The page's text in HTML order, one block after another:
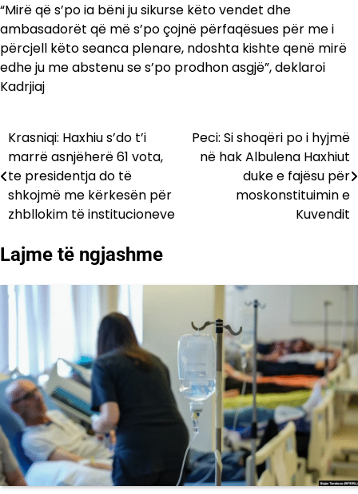
“Mirë që s’po ia bëni ju sikurse këto vendet dhe
ambasadorët që më s’po çojnë përfaqësues për me i
përcjell këto seanca plenare, ndoshta kishte qenë mirë
edhe ju me abstenu se s’po prodhon asgjë”, deklaroi
Kadrjiaj
Lëvizje
te
postimet
Krasniqi: Haxhiu s’do t’i
marrë asnjëherë 61 vota,
te presidentja do të
shkojmë me kërkesën për
zhbllokim të institucioneve
Peci: Si shoqëri po i hyjmë
në hak Albulena Haxhiut
duke e fajësu për
moskonstituimin e
Kuvendit
Lajme të ngjashme